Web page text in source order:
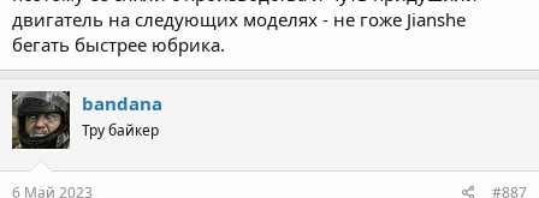
двигатель на следующих моделях - не гоже Jianshe
бегать быстрее юбрика.
bandana
Тру байкер
6 Май 2023 #887